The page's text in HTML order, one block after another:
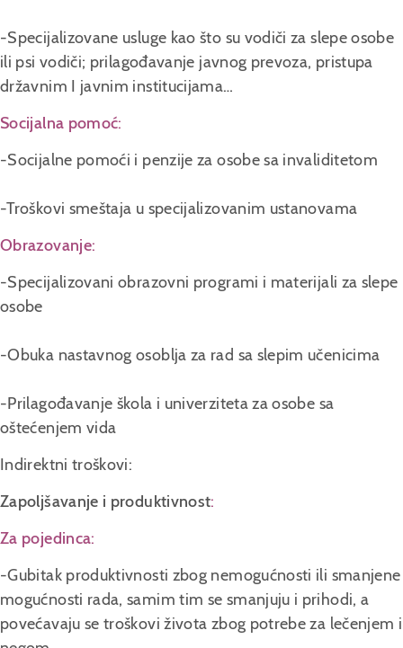
Senilna degeneracija makule
-Specijalizovane usluge kao što su vodiči za slepe osobe
ili psi vodiči; prilagođavanje javnog prevoza, pristupa
državnim I javnim institucijama…
Socijalna pomoć:
-Socijalne pomoći i penzije za osobe sa invaliditetom
-Troškovi smeštaja u specijalizovanim ustanovama
Obrazovanje:
-Specijalizovani obrazovni programi i materijali za slepe
osobe
-Obuka nastavnog osoblja za rad sa slepim učenicima
-Prilagođavanje škola i univerziteta za osobe sa
oštećenjem vida
Indirektni troškovi:
Zapoljšavanje i produktivnost:
Za pojedinca:
-Gubitak produktivnosti zbog nemogućnosti ili smanjene
mogućnosti rada, samim tim se smanjuju i prihodi, a
povećavaju se troškovi života zbog potrebe za lečenjem i